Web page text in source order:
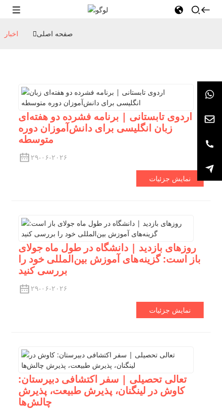
صفحه اصلی اخبار
اردوی تابستانی | برنامه فشرده دو هفته‌ای
زبان انگلیسی برای دانش‌آموزان دوره
متوسطه
۲۹-۰۶-۲۰۲۶
نمایش جزئیات
روزهای بازدید | دانشگاه در طول ماه جولای
باز است: گزینه‌های آموزش بین‌المللی خود را
بررسی کنید
۲۹-۰۶-۲۰۲۶
نمایش جزئیات
تعالی تحصیلی | سفر اکتشافی دبیرستان:
کاوش در لینگنان، پذیرش طبیعت، پذیرش
چالش‌ها